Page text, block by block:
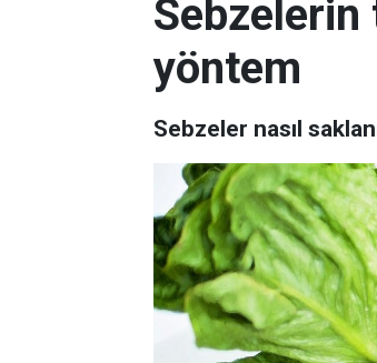
Sebzelerin
yöntem
Sebzeler nasıl